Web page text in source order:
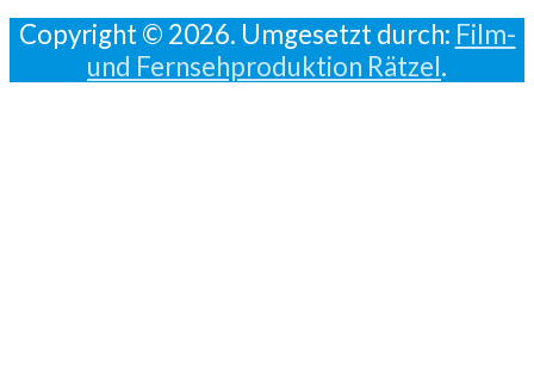
Copyright © 2026. Umgesetzt durch: Film-
und Fernsehproduktion Rätzel.